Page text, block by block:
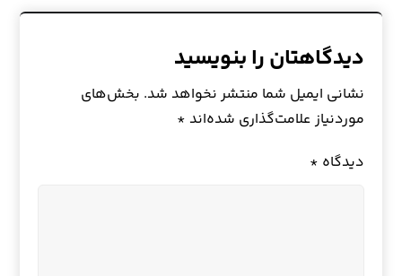
دیدگاهتان را بنویسید
نشانی ایمیل شما منتشر نخواهد شد. بخش‌های
موردنیاز علامت‌گذاری شده‌اند *
دیدگاه *